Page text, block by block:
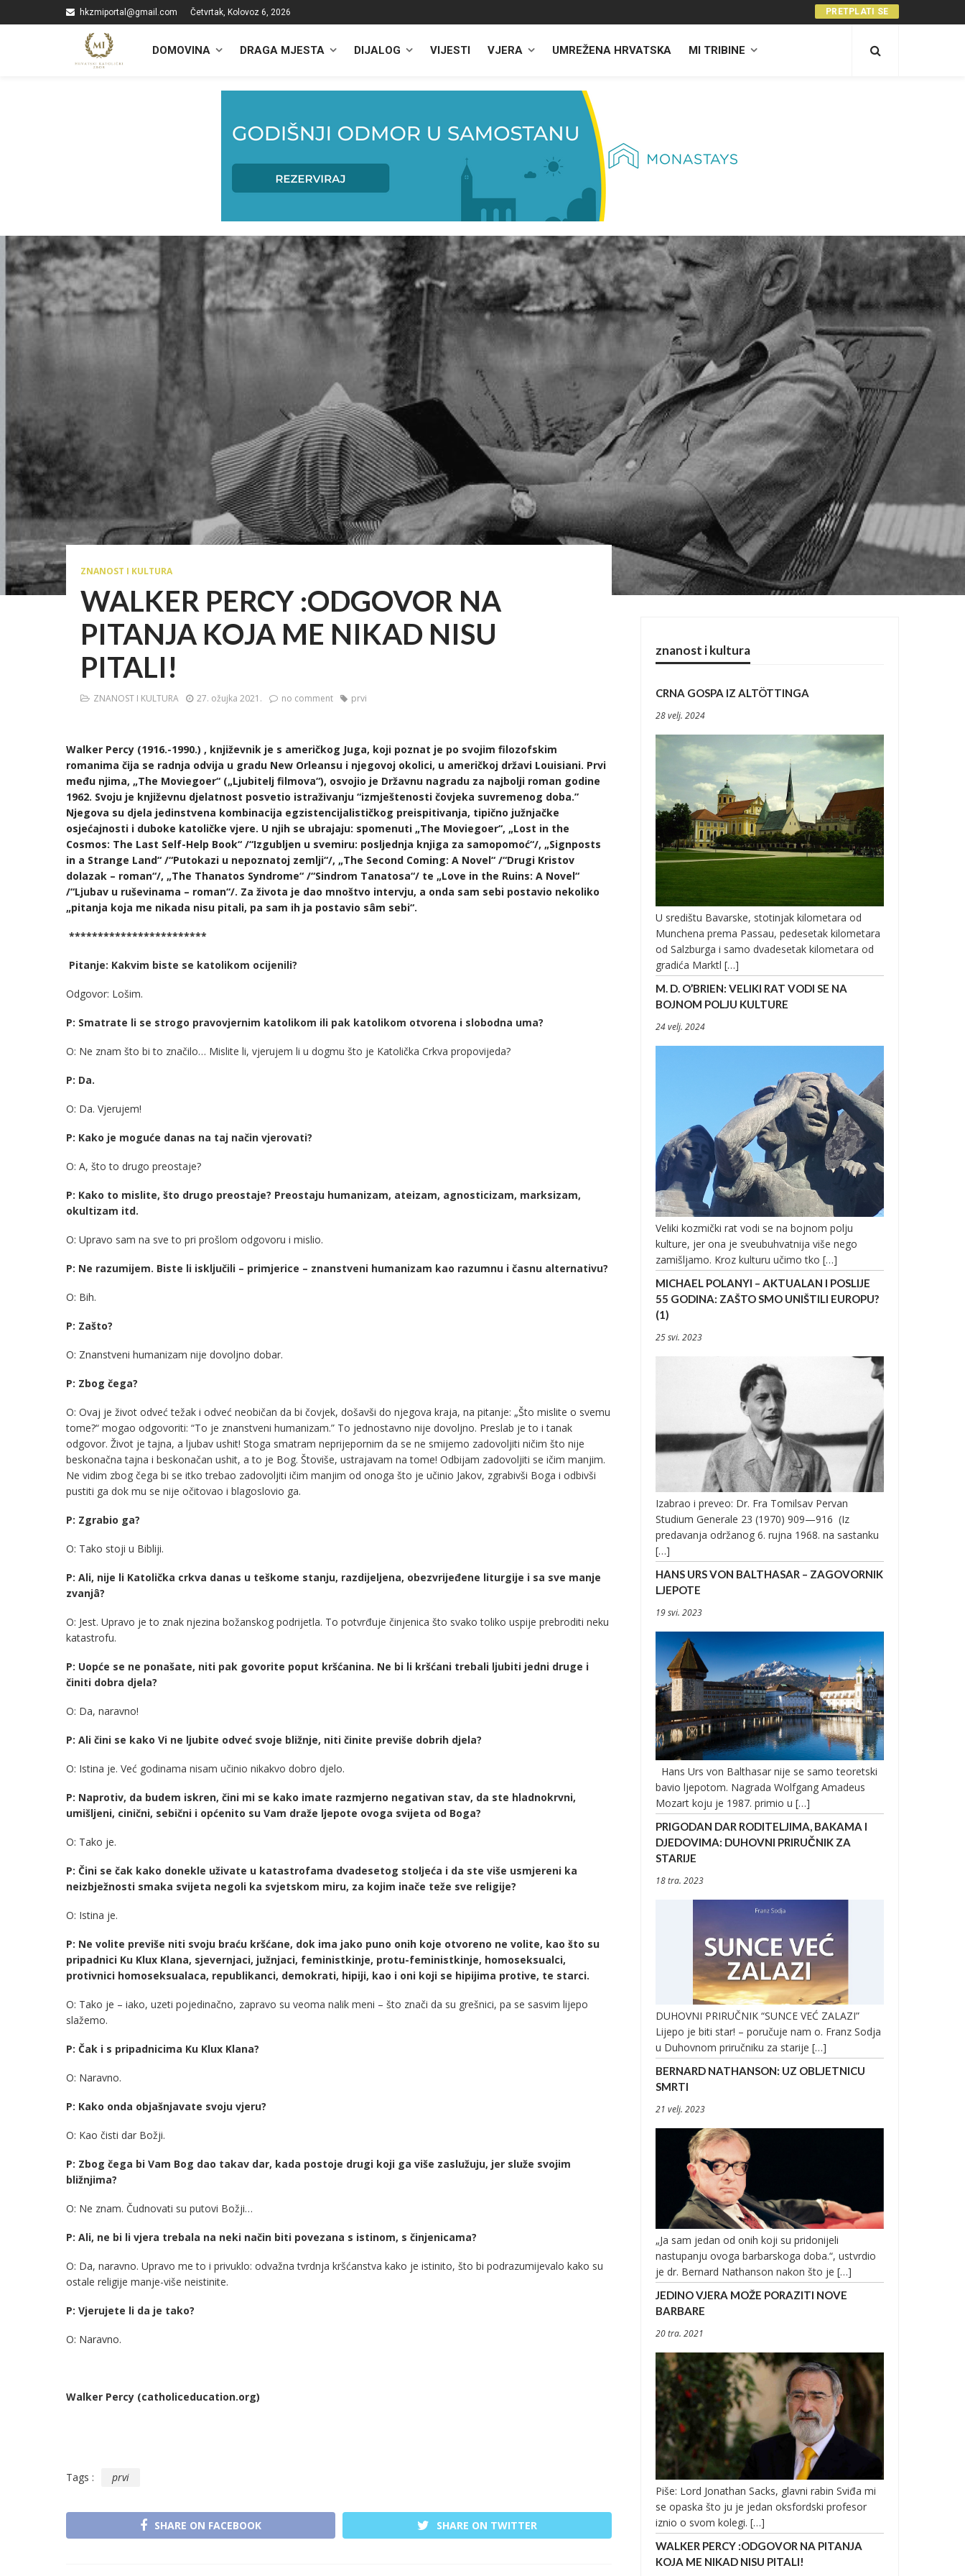
hkzmiportal@gmail.com Četvrtak, Kolovoz 6, 2026 PRETPLATI SE
DOMOVINA DRAGA MJESTA DIJALOG VIJESTI VJERA UMREŽENA HRVATSKA MI TRIBINE
ZNANOST I KULTURA
WALKER PERCY :ODGOVOR NA
PITANJA KOJA ME NIKAD NISU
PITALI!
ZNANOST I KULTURA 27. ožujka 2021. no comment prvi
Walker Percy (1916.-1990.) , književnik je s američkog Juga, koji poznat je po svojim filozofskim
romanima čija se radnja odvija u gradu New Orleansu i njegovoj okolici, u američkoj državi Louisiani. Prvi
među njima, „The Moviegoer“ („Ljubitelj filmova“), osvojio je Državnu nagradu za najbolji roman godine
1962. Svoju je književnu djelatnost posvetio istraživanju “izmještenosti čovjeka suvremenog doba.”
Njegova su djela jedinstvena kombinacija egzistencijalističkog preispitivanja, tipično južnjačke
osjećajnosti i duboke katoličke vjere. U njih se ubrajaju: spomenuti „The Moviegoer“, „Lost in the
Cosmos: The Last Self-Help Book“ /“Izgubljen u svemiru: posljednja knjiga za samopomoć“/, „Signposts
in a Strange Land“ /“Putokazi u nepoznatoj zemlji“/, „The Second Coming: A Novel“ /“Drugi Kristov
dolazak – roman“/, „The Thanatos Syndrome“ /“Sindrom Tanatosa“/ te „Love in the Ruins: A Novel“
/“Ljubav u ruševinama – roman“/. Za života je dao mnoštvo intervju, a onda sam sebi postavio nekoliko
„pitanja koja me nikada nisu pitali, pa sam ih ja postavio sâm sebi“.
************************
Pitanje: Kakvim biste se katolikom ocijenili?
Odgovor: Lošim.
P: Smatrate li se strogo pravovjernim katolikom ili pak katolikom otvorena i slobodna uma?
O: Ne znam što bi to značilo… Mislite li, vjerujem li u dogmu što je Katolička Crkva propovijeda?
P: Da.
O: Da. Vjerujem!
P: Kako je moguće danas na taj način vjerovati?
O: A, što to drugo preostaje?
P: Kako to mislite, što drugo preostaje? Preostaju humanizam, ateizam, agnosticizam, marksizam,
okultizam itd.
O: Upravo sam na sve to pri prošlom odgovoru i mislio.
P: Ne razumijem. Biste li isključili – primjerice – znanstveni humanizam kao razumnu i časnu alternativu?
O: Bih.
P: Zašto?
O: Znanstveni humanizam nije dovoljno dobar.
P: Zbog čega?
O: Ovaj je život odveć težak i odveć neobičan da bi čovjek, došavši do njegova kraja, na pitanje: „Što mislite o svemu
tome?“ mogao odgovoriti: “To je znanstveni humanizam.” To jednostavno nije dovoljno. Preslab je to i tanak
odgovor. Život je tajna, a ljubav ushit! Stoga smatram neprijepornim da se ne smijemo zadovoljiti ničim što nije
beskonačna tajna i beskonačan ushit, a to je Bog. Štoviše, ustrajavam na tome! Odbijam zadovoljiti se ičim manjim.
Ne vidim zbog čega bi se itko trebao zadovoljiti ičim manjim od onoga što je učinio Jakov, zgrabivši Boga i odbivši
pustiti ga dok mu se nije očitovao i blagoslovio ga.
P: Zgrabio ga?
O: Tako stoji u Bibliji.
P: Ali, nije li Katolička crkva danas u teškome stanju, razdijeljena, obezvrijeđene liturgije i sa sve manje
zvanjâ?
O: Jest. Upravo je to znak njezina božanskog podrijetla. To potvrđuje činjenica što svako toliko uspije prebroditi neku
katastrofu.
P: Uopće se ne ponašate, niti pak govorite poput kršćanina. Ne bi li kršćani trebali ljubiti jedni druge i
činiti dobra djela?
O: Da, naravno!
P: Ali čini se kako Vi ne ljubite odveć svoje bližnje, niti činite previše dobrih djela?
O: Istina je. Već godinama nisam učinio nikakvo dobro djelo.
P: Naprotiv, da budem iskren, čini mi se kako imate razmjerno negativan stav, da ste hladnokrvni,
umišljeni, cinični, sebični i općenito su Vam draže ljepote ovoga svijeta od Boga?
O: Tako je.
P: Čini se čak kako donekle uživate u katastrofama dvadesetog stoljeća i da ste više usmjereni ka
neizbježnosti smaka svijeta negoli ka svjetskom miru, za kojim inače teže sve religije?
O: Istina je.
P: Ne volite previše niti svoju braću kršćane, dok ima jako puno onih koje otvoreno ne volite, kao što su
pripadnici Ku Klux Klana, sjevernjaci, južnjaci, feministkinje, protu-feministkinje, homoseksualci,
protivnici homoseksualaca, republikanci, demokrati, hipiji, kao i oni koji se hipijima protive, te starci.
O: Tako je – iako, uzeti pojedinačno, zapravo su veoma nalik meni – što znači da su grešnici, pa se sasvim lijepo
slažemo.
P: Čak i s pripadnicima Ku Klux Klana?
O: Naravno.
P: Kako onda objašnjavate svoju vjeru?
O: Kao čisti dar Božji.
P: Zbog čega bi Vam Bog dao takav dar, kada postoje drugi koji ga više zaslužuju, jer služe svojim
bližnjima?
O: Ne znam. Čudnovati su putovi Božji…
P: Ali, ne bi li vjera trebala na neki način biti povezana s istinom, s činjenicama?
O: Da, naravno. Upravo me to i privuklo: odvažna tvrdnja kršćanstva kako je istinito, što bi podrazumijevalo kako su
ostale religije manje-više neistinite.
P: Vjerujete li da je tako?
O: Naravno.
Walker Percy (catholiceducation.org)
Tags : prvi
SHARE ON FACEBOOK SHARE ON TWITTER
znanost i kultura
CRNA GOSPA IZ ALTÖTTINGA
28 velj. 2024
U središtu Bavarske, stotinjak kilometara od
Munchena prema Passau, pedesetak kilometara
od Salzburga i samo dvadesetak kilometara od
gradića Marktl […]
M. D. O’BRIEN: VELIKI RAT VODI SE NA
BOJNOM POLJU KULTURE
24 velj. 2024
Veliki kozmički rat vodi se na bojnom polju
kulture, jer ona je sveubuhvatnija više nego
zamišljamo. Kroz kulturu učimo tko […]
MICHAEL POLANYI – AKTUALAN I POSLIJE
55 GODINA: ZAŠTO SMO UNIŠTILI EUROPU?
(1)
25 svi. 2023
Izabrao i preveo: Dr. Fra Tomilsav Pervan
Studium Generale 23 (1970) 909—916 (Iz
predavanja održanog 6. rujna 1968. na sastanku
[…]
HANS URS VON BALTHASAR – ZAGOVORNIK
LJEPOTE
19 svi. 2023
Hans Urs von Balthasar nije se samo teoretski
bavio ljepotom. Nagrada Wolfgang Amadeus
Mozart koju je 1987. primio u […]
PRIGODAN DAR RODITELJIMA, BAKAMA I
DJEDOVIMA: DUHOVNI PRIRUČNIK ZA
STARIJE
18 tra. 2023
DUHOVNI PRIRUČNIK “SUNCE VEĆ ZALAZI”
Lijepo je biti star! – poručuje nam o. Franz Sodja
u Duhovnom priručniku za starije […]
BERNARD NATHANSON: UZ OBLJETNICU
SMRTI
21 velj. 2023
„Ja sam jedan od onih koji su pridonijeli
nastupanju ovoga barbarskoga doba.“, ustvrdio
je dr. Bernard Nathanson nakon što je […]
JEDINO VJERA MOŽE PORAZITI NOVE
BARBARE
20 tra. 2021
Piše: Lord Jonathan Sacks, glavni rabin Sviđa mi
se opaska što ju je jedan oksfordski profesor
iznio o svom kolegi. […]
WALKER PERCY :ODGOVOR NA PITANJA
KOJA ME NIKAD NISU PITALI!